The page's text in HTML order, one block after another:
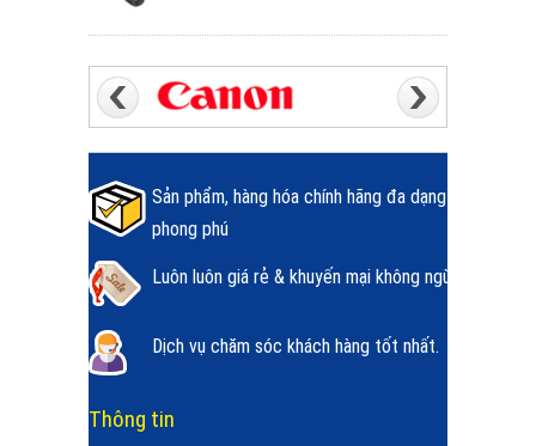
Sản phẩm, hàng hóa chính hãng đa dạng
phong phú
Luôn luôn giá rẻ & khuyến mại không ngừng.
Dịch vụ chăm sóc khách hàng tốt nhất.
Thông tin